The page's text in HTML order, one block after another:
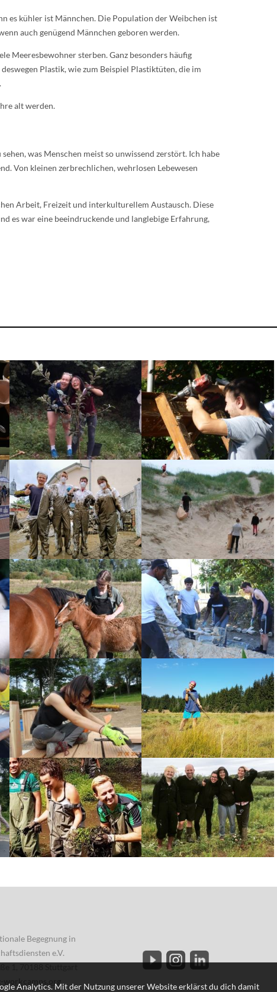
es kühler ist Männchen. Die Population der Weibchen ist
auch genügend Männchen geboren werden.
Meeresbewohner sterben. Ganz besonders häufig
Plastik, wie zum Beispiel Plastiktüten, die im
alt werden.
was Menschen meist so unwissend zerstört. Ich habe
Von kleinen zerbrechlichen, wehrlosen Lebewesen
Arbeit, Freizeit und interkulturellem Austausch. Diese
es war eine beeindruckende und langlebige Erfahrung,
Analytics. Mit der Nutzung unserer Website erklärst du dich damit
Begegnung in
e.V.